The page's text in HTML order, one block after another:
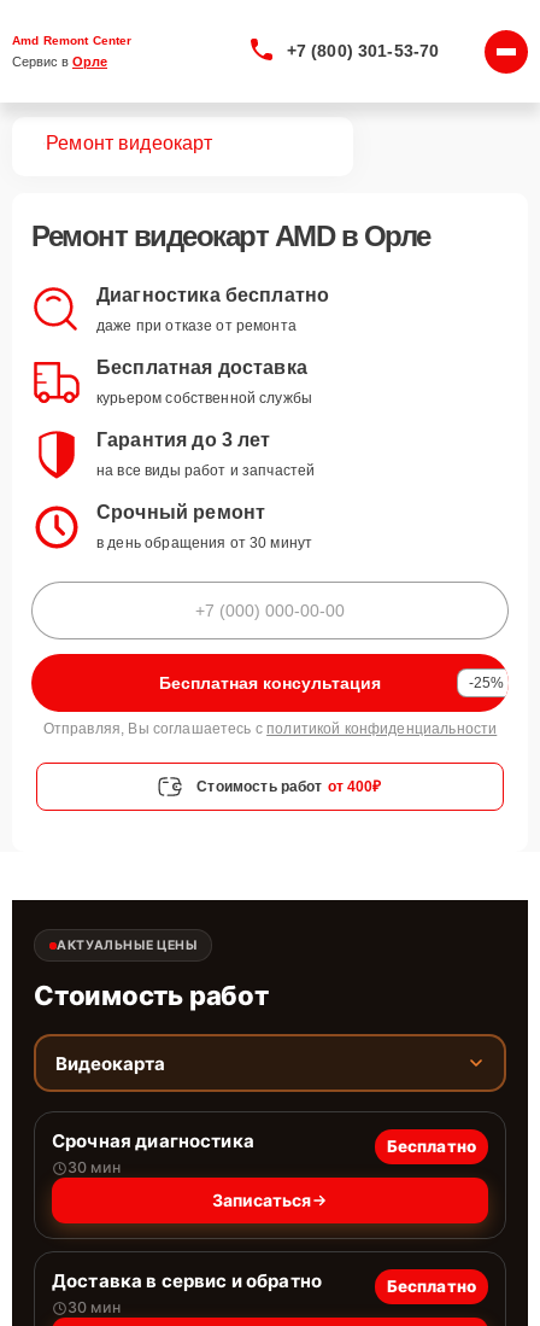
Amd Remont Center
Сервис в Орле
+7 (800) 301-53-70
Ремонт видеокарт
Ремонт видеокарт AMDв Орле
Диагностика бесплатно
даже при отказе от ремонта
Бесплатная доставка
курьером собственной службы
Гарантия до 3 лет
на все виды работ и запчастей
Срочный ремонт
в день обращения от 30 минут
Бесплатная консультация -25%
Отправляя, Вы соглашаетесь с политикой конфиденциальности
Стоимость работ от 400₽
АКТУАЛЬНЫЕ ЦЕНЫ
Стоимость работ
Видеокарта
Срочная диагностика
30 мин
Бесплатно
Записаться
Доставка в сервис и обратно
30 мин
Бесплатно